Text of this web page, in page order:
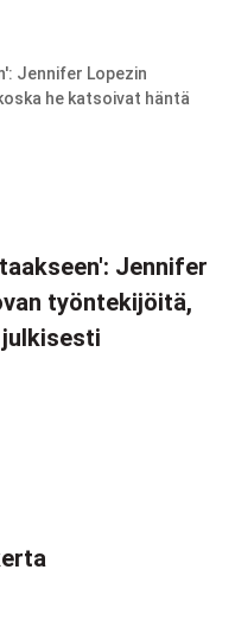
Jennifer
työntekijöitä,